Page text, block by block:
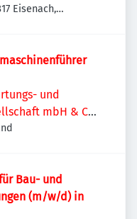
Eisenach,
und
mbH & Co.
Bau- und
(m/w/d) in